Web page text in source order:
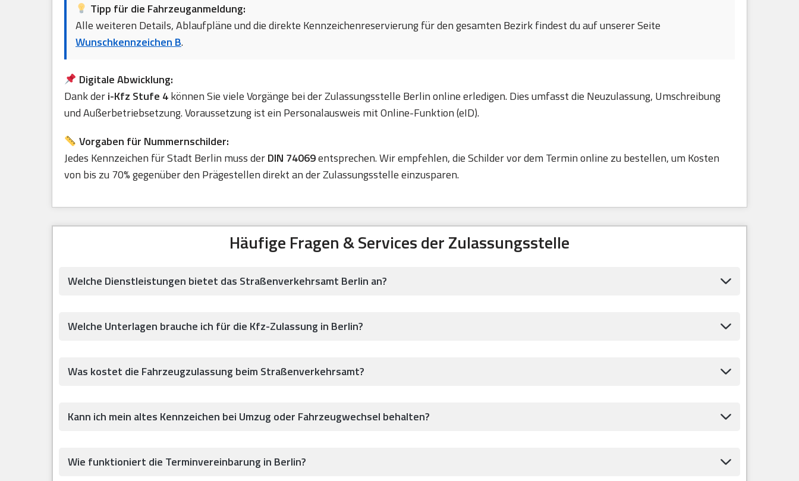
Tipp für die Fahrzeuganmeldung:
Alle weiteren Details, Ablaufpläne und die direkte Kennzeichenreservierung für den gesamten Bezirk findest du auf unserer Seite
Wunschkennzeichen B.
Digitale Abwicklung:
Dank deri-Kfz Stufe 4können Sie viele Vorgänge bei der Zulassungsstelle Berlin online erledigen. Dies umfasst die Neuzulassung, Umschreibung
und Außerbetriebsetzung. Voraussetzung ist ein Personalausweis mit Online-Funktion (eID).
Vorgaben für Nummernschilder:
Jedes Kennzeichen für Stadt Berlin muss derDIN 74069entsprechen. Wir empfehlen, die Schilder vor dem Termin online zu bestellen, um Kosten
von bis zu 70% gegenüber den Prägestellen direkt an der Zulassungsstelle einzusparen.
Häufige Fragen & Services der Zulassungsstelle
Welche Dienstleistungen bietet das Straßenverkehrsamt Berlin an?
Welche Unterlagen brauche ich für die Kfz-Zulassung in Berlin?
Was kostet die Fahrzeugzulassung beim Straßenverkehrsamt?
Kann ich mein altes Kennzeichen bei Umzug oder Fahrzeugwechsel behalten?
Wie funktioniert die Terminvereinbarung in Berlin?